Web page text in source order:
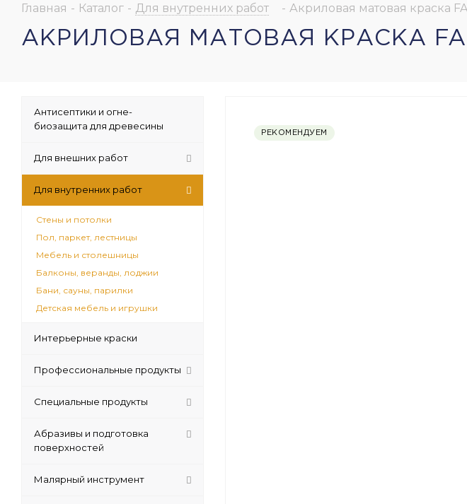
Главная - Каталог - Для внутренних работ - Акриловая матовая краска
АКРИЛОВАЯ МАТОВАЯ КРАСКА
РЕКОМЕНДУЕМ
Антисептики и огне-
биозащита для древесины
Для внешних работ
Для внутренних работ
Стены и потолки
Пол, паркет, лестницы
Мебель и столешницы
Балконы, веранды, лоджии
Бани, сауны, парилки
Детская мебель и игрушки
Интерьерные краски
Профессиональные продукты
Специальные продукты
Абразивы и подготовка
поверхностей
Малярный инструмент